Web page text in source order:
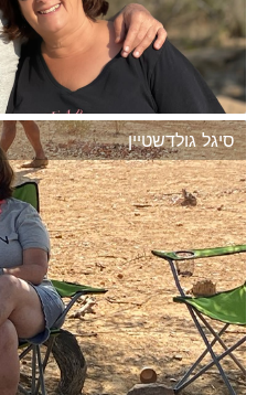
המשך
סיגל גולדשטיין